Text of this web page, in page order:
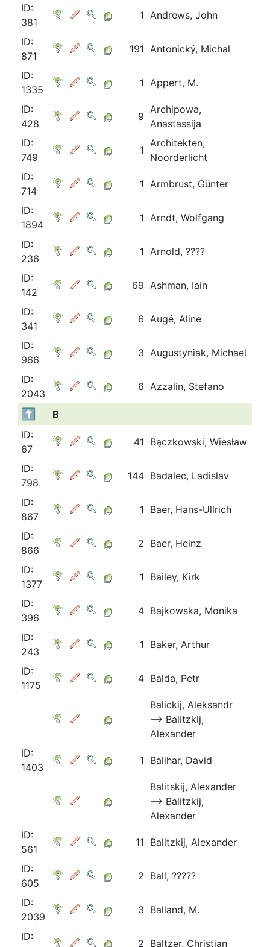
ID:
381
1 Andrews, John
ID:
871
191 Antonický, Michal
ID:
1335
1 Appert, M.
ID:
428
9
Archipowa,
Anastassija
ID:
749
1
Architekten,
Noorderlicht
ID:
714
1 Armbrust, Günter
ID:
1894
1 Arndt, Wolfgang
ID:
236
1 Arnold, ????
ID:
142
69 Ashman, Iain
ID:
341
6 Augé, Aline
ID:
966
3 Augustyniak, Michael
ID:
2043
6 Azzalin, Stefano
B
ID:
67
41 Bączkowski, Wiesław
ID:
798
144 Badalec, Ladislav
ID:
867
1 Baer, Hans-Ullrich
ID:
866
2 Baer, Heinz
ID:
1377
1 Bailey, Kirk
ID:
396
4 Bajkowska, Monika
ID:
243
1 Baker, Arthur
ID:
1175
4 Balda, Petr
Balickij, Aleksandr
⟶ Balitzkij,
Alexander
ID:
1403
1 Balihar, David
Balitskij, Alexander
⟶ Balitzkij,
Alexander
ID:
561
11 Balitzkij, Alexander
ID:
605
2 Ball, ?????
ID:
2039
3 Balland, M.
ID:
2 Baltzer, Christian